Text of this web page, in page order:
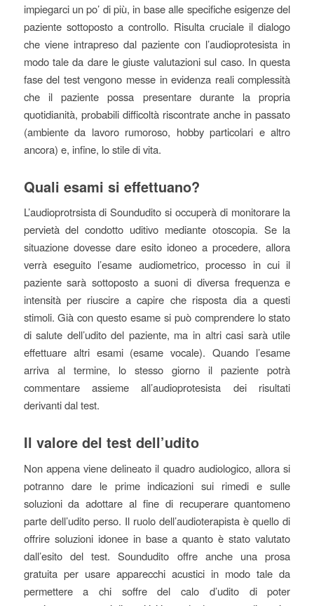
impiegarci un po’ di più, in base alle specifiche esigenze del
paziente sottoposto a controllo. Risulta cruciale il dialogo
che viene intrapreso dal paziente con l’audioprotesista in
modo tale da dare le giuste valutazioni sul caso. In questa
fase del test vengono messe in evidenza reali complessità
che il paziente possa presentare durante la propria
quotidianità, probabili difficoltà riscontrate anche in passato
(ambiente da lavoro rumoroso, hobby particolari e altro
ancora) e, infine, lo stile di vita.
Quali esami si effettuano?
L’audioprotrsista di Soundudito si occuperà di monitorare la
pervietà del condotto uditivo mediante otoscopia. Se la
situazione dovesse dare esito idoneo a procedere, allora
verrà eseguito l’esame audiometrico, processo in cui il
paziente sarà sottoposto a suoni di diversa frequenza e
intensità per riuscire a capire che risposta dia a questi
stimoli. Già con questo esame si può comprendere lo stato
di salute dell’udito del paziente, ma in altri casi sarà utile
effettuare altri esami (esame vocale). Quando l’esame
arriva al termine, lo stesso giorno il paziente potrà
commentare assieme all’audioprotesista dei risultati
derivanti dal test.
Il valore del test dell’udito
Non appena viene delineato il quadro audiologico, allora si
potranno dare le prime indicazioni sui rimedi e sulle
soluzioni da adottare al fine di recuperare quantomeno
parte dell’udito perso. Il ruolo dell’audioterapista è quello di
offrire soluzioni idonee in base a quanto è stato valutato
dall’esito del test. Soundudito offre anche una prosa
gratuita per usare apparecchi acustici in modo tale da
permettere a chi soffre del calo d’udito di poter